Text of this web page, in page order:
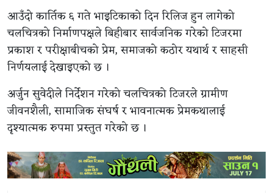
आउँदो कार्तिक ६ गते भाइटिकाको दिन रिलिज हुन लागेको
चलचित्रको निर्माणपक्षले बिहीबार सार्वजनिक गरेको टिजरमा
प्रकाश र परीक्षाबीचको प्रेम, समाजको कठोर यथार्थ र साहसी
निर्णयलाई देखाइएको छ ।
अर्जुन सुवेदीले निर्देशन गरेको चलचित्रको टिजरले ग्रामीण
जीवनशैली, सामाजिक संघर्ष र भावनात्मक प्रेमकथालाई
दृश्यात्मक रुपमा प्रस्तुत गरेको छ ।